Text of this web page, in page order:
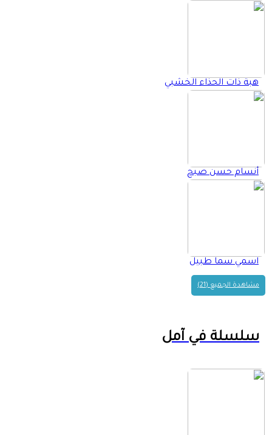
هبة ذات الحذاء الخشبي
أنسام حسن صبح
اسمي سما طبيل
مشاهدة الجميع (21)
سلسلة في آمل